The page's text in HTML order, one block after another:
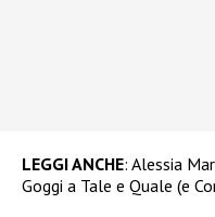
LEGGI ANCHE: Alessia
Goggi a Tale e Quale (e